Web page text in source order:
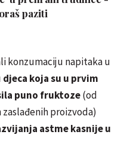
paziti
konzumaciju napitaka u
djeca koja su u prvim
puno fruktoze(od
proizvoda)
astme kasnije u